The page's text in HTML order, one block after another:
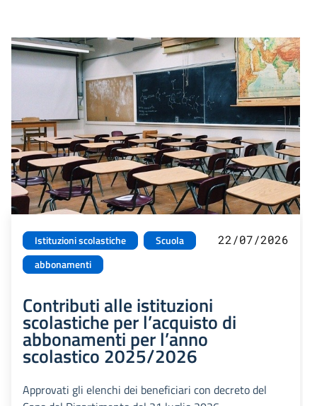
Istituzioni scolastiche
Scuola
abbonamenti
22/07/2026
Contributi alle istituzioni
scolastiche per l’acquisto di
abbonamenti per l’anno
scolastico 2025/2026
Approvati gli elenchi dei beneficiari con decreto del